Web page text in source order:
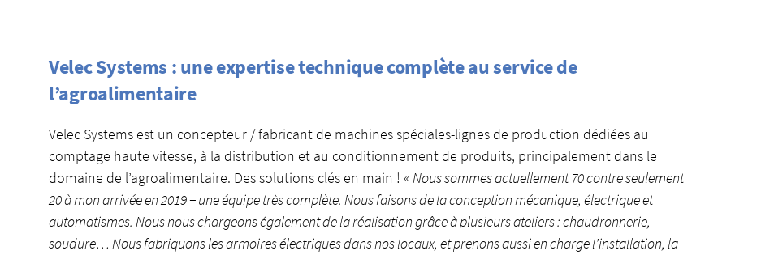
Velec Systems : une expertise technique complète au service de
l’agroalimentaire
Velec Systems est un concepteur / fabricant de machines spéciales-lignes de production dédiées au
comptage haute vitesse, à la distribution et au conditionnement de produits, principalement dans le
domaine de l’agroalimentaire. Des solutions clés en main ! « Nous sommes actuellement 70 contre seulement
20 à mon arrivée en 2019 − une équipe très complète. Nous faisons de la conception mécanique, électrique et
automatismes. Nous nous chargeons également de la réalisation grâce à plusieurs ateliers : chaudronnerie,
soudure… Nous fabriquons les armoires électriques dans nos locaux, et prenons aussi en charge l’installation, la